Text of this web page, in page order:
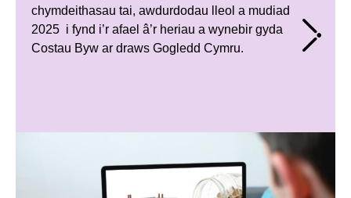
chymdeithasau tai, awdurdodau lleol a mudiad
2025 i fynd i’r afael â’r heriau a wynebir gyda
Costau Byw ar draws Gogledd Cymru.